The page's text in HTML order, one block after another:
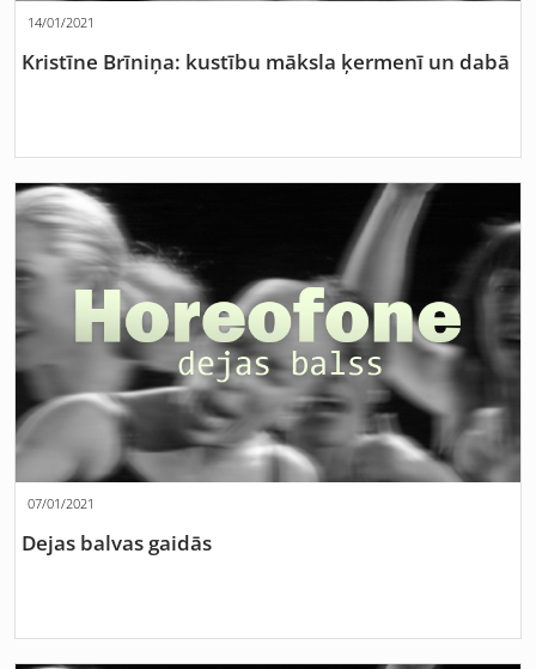
14/01/2021
Kristīne Brīniņa: kustību māksla ķermenī un dabā
07/01/2021
Dejas balvas gaidās